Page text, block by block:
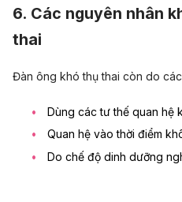
6. Các nguyên nhân
thai
Đàn ông khó thụ thai còn do
Dùng các tư thế quan hệ
Quan hệ vào thời điểm
Do chế độ dinh dưỡng